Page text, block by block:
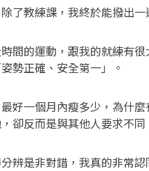
了教練課，我終於能撥出一
間的運動，跟我的就練有
勢正確、安全第一」。
好一個月內瘦多少，為什
卻反而是與其他人要求不同
辨是非對錯，我真的非常認